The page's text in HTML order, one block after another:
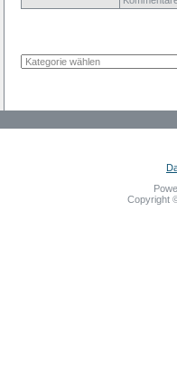
Copyright